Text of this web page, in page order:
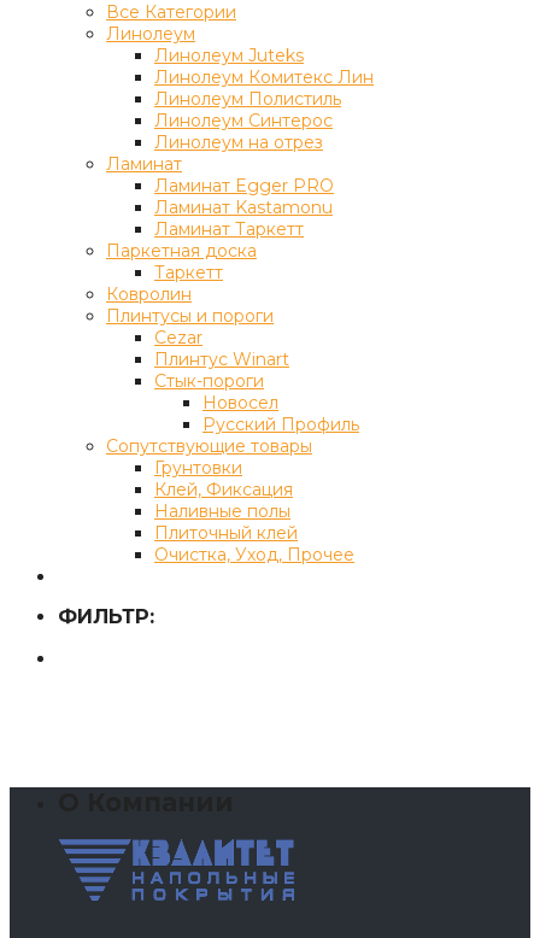
Все Категории
Линолеум
Линолеум Juteks
Линолеум Комитекс Лин
Линолеум Полистиль
Линолеум Синтерос
Линолеум на отрез
Ламинат
Ламинат Egger PRO
Ламинат Kastamonu
Ламинат Таркетт
Паркетная доска
Таркетт
Ковролин
Плинтусы и пороги
Cezar
Плинтус Winart
Стык-пороги
Новосел
Русский Профиль
Сопутствующие товары
Грунтовки
Клей, Фиксация
Наливные полы
Плиточный клей
Очистка, Уход, Прочее
ФИЛЬТР: